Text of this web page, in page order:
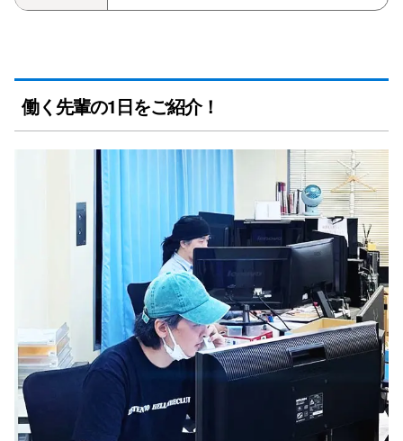
働く先輩の1日をご紹介！